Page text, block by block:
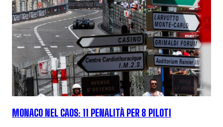
MONACO NEL CAOS: 11 PENALITÀ PER 8 PILOTI